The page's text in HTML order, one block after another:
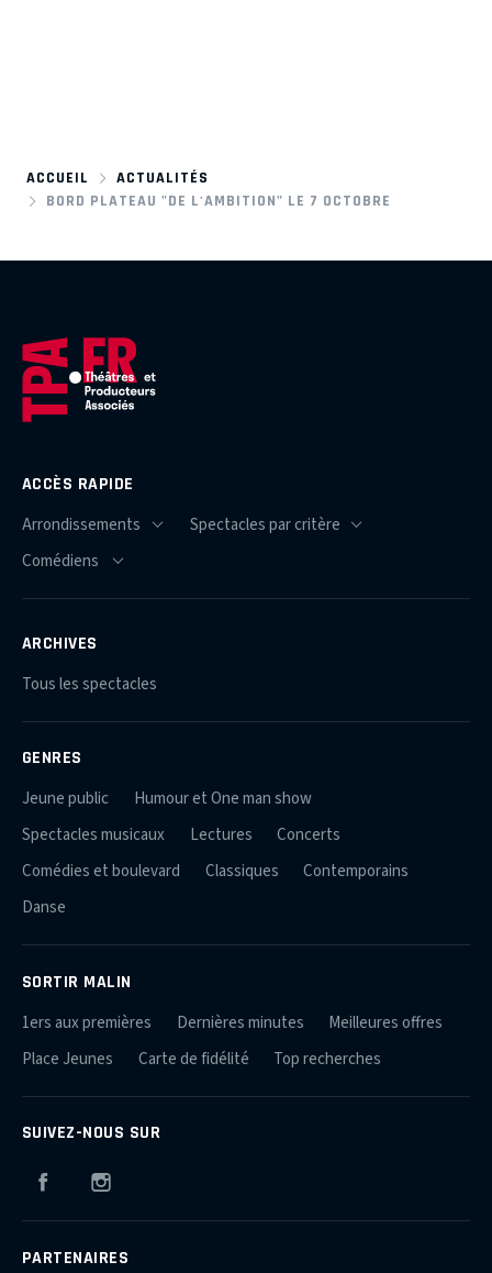
ACCUEIL
ACTUALITÉS
BORD PLATEAU "DE L'AMBITION" LE 7 OCTOBRE
ACCÈS RAPIDE
ARCHIVES
Tous les spectacles
GENRES
Jeune public
Humour et One man show
Spectacles musicaux
Lectures
Concerts
Comédies et boulevard
Classiques
Contemporains
Danse
SORTIR MALIN
1ers aux premières Dernières minutes
Meilleures offres
Place Jeunes
Carte de fidélité Top recherches
SUIVEZ-NOUS SUR
Facebook
PARTENAIRES